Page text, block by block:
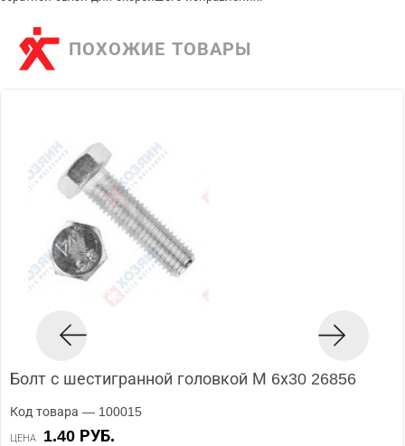
ПОХОЖИЕ ТОВАРЫ
Болт с шестигранной головкой М 6х30 26856
Код товара — 100015
ЦЕНА 1.40 РУБ.